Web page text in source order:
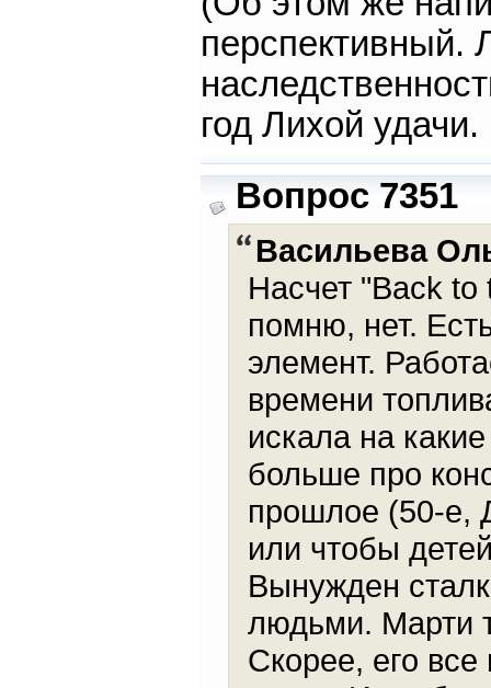
перспективный.
год Лихой удачи.
Вопрос 7351
Васильева
Насчет "Back to
помню, нет.
элемент.
времени
искала на
больше про
прошлое (50-е,
или чтобы
Вынужден
людьми. Марти
Скорее, его